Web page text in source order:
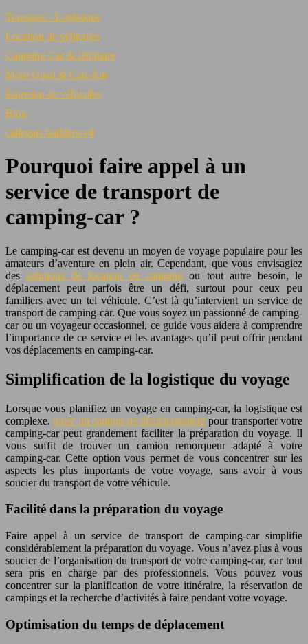
Transport / Logistique
Location de véhicules
Camping Car & Utilitaire
Moto Quad & Can-Am
Entretien de véhicules
Blog
callegari-builders-v4
Pourquoi faire appel à un
service de transport de
camping-car ?
Le camping-car est devenu un moyen de voyage populaire pour les
amateurs d’aventure en plein air. Cependant, que vous envisagiez
dessolutions de location en camping ou tout autre besoin, le
déplacement peut parfois être un défi, surtout pour ceux peu
familiers avec un tel véhicule. C’est là qu’intervient un service de
transport de camping-car. Que vous soyez un passionné de camping-
car ou un voyageur occasionnel, ce guide vous aidera à comprendre
l’importance de ce service et les avantages qu’il peut offrir pendant
vos déplacements en camping-car.
Simplification de la logistique du voyage
Lorsque vous planifiez un voyage en camping-car, la logistique est
complexe.louer un camion de déménagementpour transporter votre
camping-car peut grandement faciliter la préparation du voyage. Il
vous suffit de trouver un camion remorqueur adapté à votre
camping-car. Cette option vous permet de vous concentrer sur les
aspects les plus importants de votre voyage, sans avoir à vous
soucier du transport de votre véhicule.
Facilité dans la préparation du voyage
Faire appel à un service de transport de camping-car simplifie
considérablement la préparation du voyage. Vous n’avez plus à vous
soucier de l’organisation du transport de votre camping-car, car tout
sera pris en charge par des professionnels. Vous pouvez vous
concentrer sur la planification de votre itinéraire, la réservation de
campings et la recherche d’activités à faire pendant votre voyage.
Optimisation du temps de déplacement